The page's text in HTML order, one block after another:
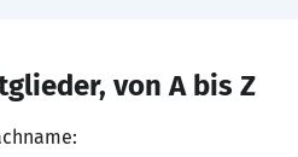
von A bis Z